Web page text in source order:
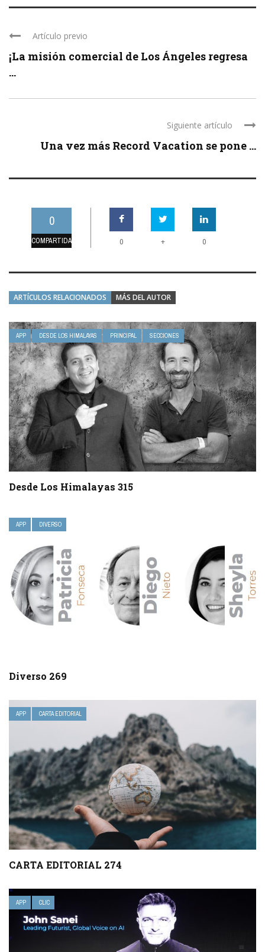
Artículo previo
¡La misión comercial de Los Ángeles regresa
...
Siguiente artículo
Una vez más Record Vacation se pone ...
0
COMPARTIDAS 0 + 0
ARTÍCULOS RELACIONADOS MÁS DEL AUTOR
APP DESDE LOS HIMALAYAS PRINCIPAL SECCIONES
Desde Los Himalayas 315
APP DIVERSO
Diverso 269
APP CARTA EDITORIAL
CARTA EDITORIAL 274
APP CLIC